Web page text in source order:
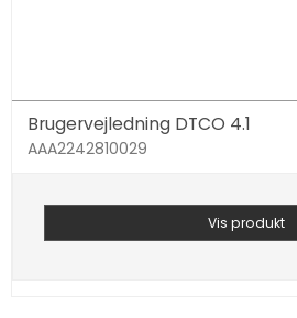
Brugervejledning DTCO 4.1
AAA2242810029
Vis produkt